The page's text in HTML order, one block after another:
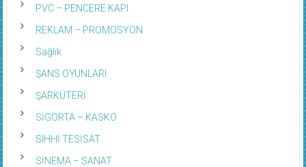
PVC – PENCERE KAPI
REKLAM – PROMOSYON
Sağlık
ŞANS OYUNLARI
ŞARKÜTERİ
SİGORTA – KASKO
SIHHİ TESİSAT
SİNEMA – SANAT